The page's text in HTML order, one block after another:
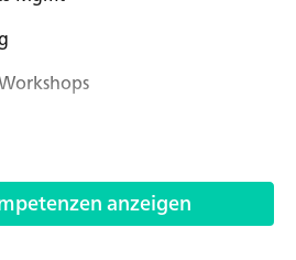
anzeigen